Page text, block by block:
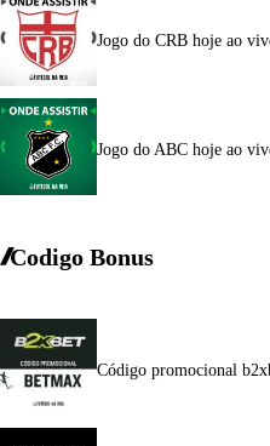
Jogo do CRB hoje ao
Jogo do ABC hoje ao
Codigo Bonus
Código promocional